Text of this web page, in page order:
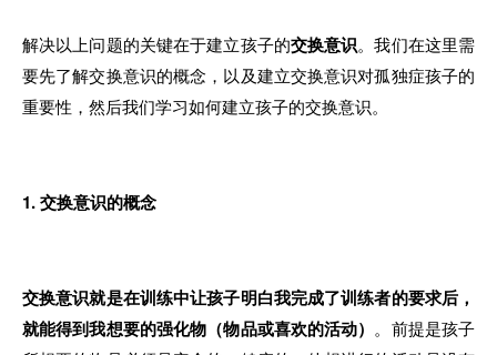
解决以 上问题的关键在于建立孩子的交换意识。我们在这里需
要先了解交换意识的概念 ，以及建立交换意识对孤独症孩子的
重要性 ， 然后我们学习如何建立孩子的交换意识。
1. 交换意识的概念
交换意识就是在训练中让孩子明白我完成了训练者的要求后 ，
就能得到我想要的强化物（物品或喜欢的活动） 。前提是孩子